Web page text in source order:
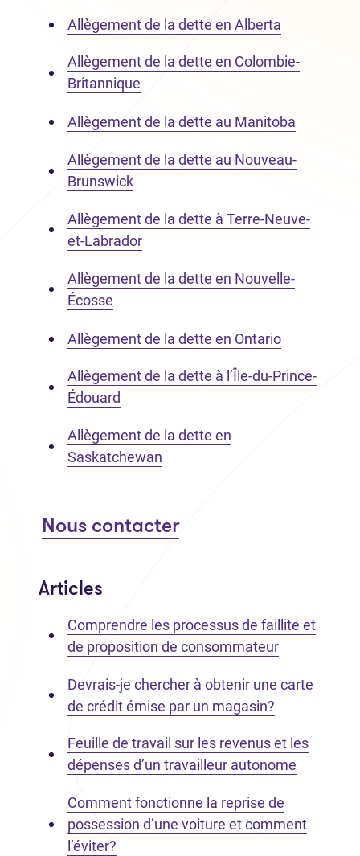
Allègement de la dette en Alberta
Allègement de la dette en Colombie-
Britannique
Allègement de la dette au Manitoba
Allègement de la dette au Nouveau-
Brunswick
Allègement de la dette à Terre-Neuve-
et-Labrador
Allègement de la dette en Nouvelle-
Écosse
Allègement de la dette en Ontario
Allègement de la dette à l’Île-du-Prince-
Édouard
Allègement de la dette en
Saskatchewan
Nous contacter
Articles
Comprendre les processus de faillite et
de proposition de consommateur
Devrais-je chercher à obtenir une carte
de crédit émise par un magasin?
Feuille de travail sur les revenus et les
dépenses d’un travailleur autonome
Comment fonctionne la reprise de
possession d’une voiture et comment
l’éviter?